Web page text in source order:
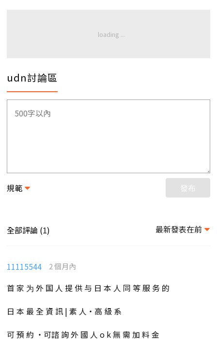
udn討論區
規範 發布
全部評論 (1) 最新發表在前
11115544 2 個月內
首 家 为 外 国 人 提 供 与 日 本 人 同 等 服 务 的
日 本 最 全 資 訊 | 素 人・高 級 系
可 預 約 ・可諮 詢 外 國 人 o k 無 需 加 料 金